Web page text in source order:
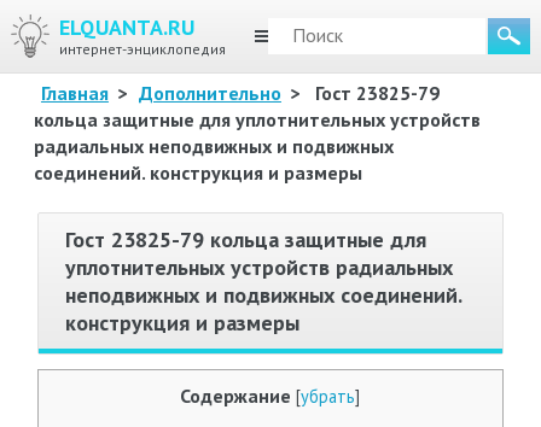
ELQUANTA.RU
интернет-энциклопедия
МЕНЮ
Главная > Дополнительно >
Гост 23825-79
кольца защитные для уплотнительных устройств
радиальных неподвижных и подвижных
соединений. конструкция и размеры
Гост 23825-79 кольца защитные для
уплотнительных устройств радиальных
неподвижных и подвижных соединений.
конструкция и размеры
Содержание [убрать]